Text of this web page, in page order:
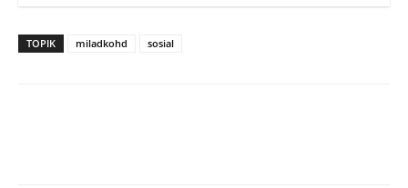
TOPIK miladkohd sosial